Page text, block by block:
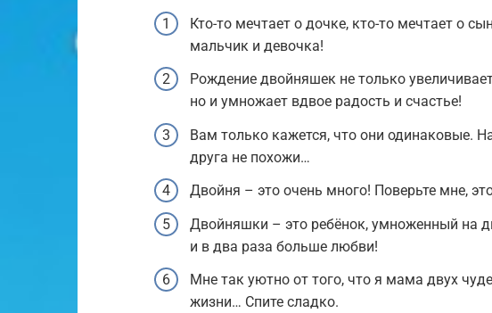
Кто-то мечтает о дочке, кто-то мечтает о
мальчик и девочка!
Рождение двойняшек не только
но и умножает вдвое радость и счастье!
Вам только кажется, что они одинаковые.
друга не похожи…
Двойня – это очень много! Поверьте мне,
Двойняшки – это ребёнок, умноженный на
и в два раза больше любви!
Мне так уютно от того, что я мама двух
жизни… Спите сладко.